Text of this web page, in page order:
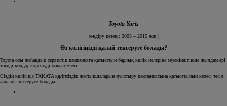
Toyota Yaris
(өндіру кезеңі: 2005 – 2015 жж.)
Өз көлігіңізді қалай тексеруге болады?
Toyota осы жаһандық сервистік кампанияға қатысатын барлық көлік иелеріне мүмкіндігінше жылдам әрі
тиімді қолдау көрсетуді мақсат етеді.
Сіздің көлігіңіз TAKATA қауіпсіздік жастықшаларын ауыстыру кампаниясына қатысатынын келесі тәсіл
арқылы тексеруге болады: